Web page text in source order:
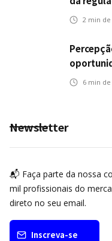
2 min
ampliar
6 min
Newsletter
📬 Faça parte da nossa
mil profissionais do
direto no seu email.
Inscreva-se